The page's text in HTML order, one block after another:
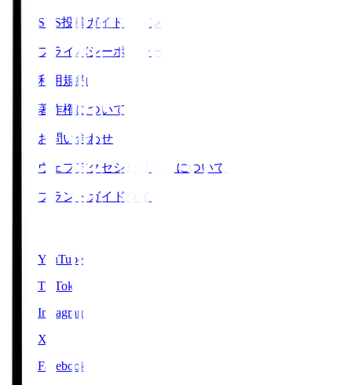
SNS投稿ガイドライン
プライバシーポリシー
利用規約
著作権について
お問い合わせ
ウェブアクセシビリティについて
ブランドガイドライン
YouTube
TikTok
Instagram
X
Facebook